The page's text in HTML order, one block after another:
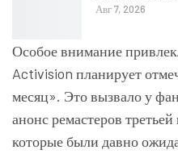
Авг 7, 2026
Особое внимание
Activision планирует
месяц». Это вызвало у
анонс ремастеров
которые были давно